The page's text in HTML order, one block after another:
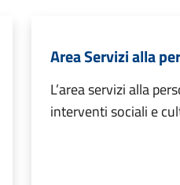
Area Servizi alla
L’area servizi alla
interventi sociali e